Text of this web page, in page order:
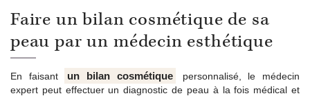
Faire un bilan cosmétique de sa
peau par un médecin esthétique
En faisant un bilan cosmétique
personnalisé, le médecin
expert peut effectuer un diagnostic de peau à la fois médical et